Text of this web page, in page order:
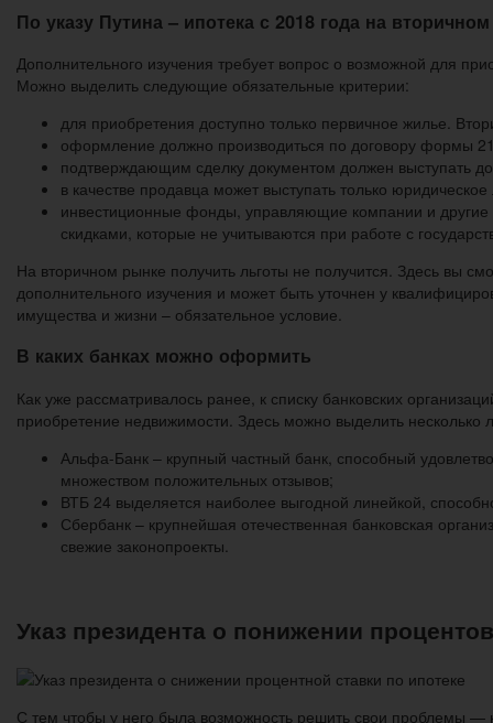
По указу Путина – ипотека с 2018 года на
Дополнительного изучения требует вопрос о возможной для
Можно выделить следующие обязательные критерии:
для приобретения доступно только первичное жилье.
оформление должно производиться по договору формы
подтверждающим сделку документом должен выступать
в качестве продавца может выступать только
инвестиционные фонды, управляющие компании и
скидками, которые не учитываются при работе с
На вторичном рынке получить льготы не получится. Здесь вы
дополнительного изучения и может быть уточнен у
имущества и жизни – обязательное условие.
В каких банках можно оформить
Как уже рассматривалось ранее, к списку банковских
приобретение недвижимости. Здесь можно выделить несколько
Альфа-Банк – крупный частный банк, способный
множеством положительных отзывов;
ВТБ 24 выделяется наиболее выгодной линейкой,
Сбербанк – крупнейшая отечественная банковская
свежие законопроекты.
Указ президента о понижении
С тем чтобы у него была возможность решить свои проблемы